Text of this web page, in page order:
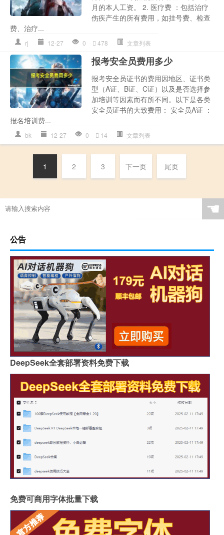
月的本人工资。 2. 医疗费 ：包括治疗
伤疾产生的所有费用，如挂号费、检查
费、治疗...
rj 12-27 0 478 文章列表
报考安全员费用多少
报考安全员证书的费用因地区、证书类
型（A证、B证、C证）以及是否选择参
加培训等因素而有所不同。以下是各类
安全员证书的大致费用： 安全员A证 ：
报名培训费...
bk 12-27 0 14 文章列表
1 2 3 下一页 尾页
☚
公告
DeepSeek全套部署资料免费下载
免费可商用字体批量下载